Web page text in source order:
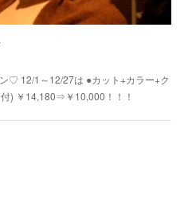
♡ 12/1～12/27は ●カット+カラー+ク
) ￥14,180⇒￥10,000！！！